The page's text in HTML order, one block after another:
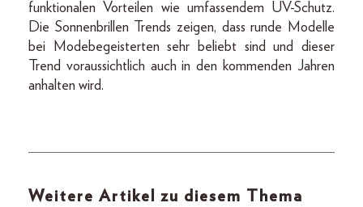
funktionalen Vorteilen wie umfassendem UV-Schutz.
Die Sonnenbrillen Trends zeigen, dass runde Modelle
bei Modebegeisterten sehr beliebt sind und dieser
Trend voraussichtlich auch in den kommenden Jahren
anhalten wird.
Weitere Artikel zu diesem Thema